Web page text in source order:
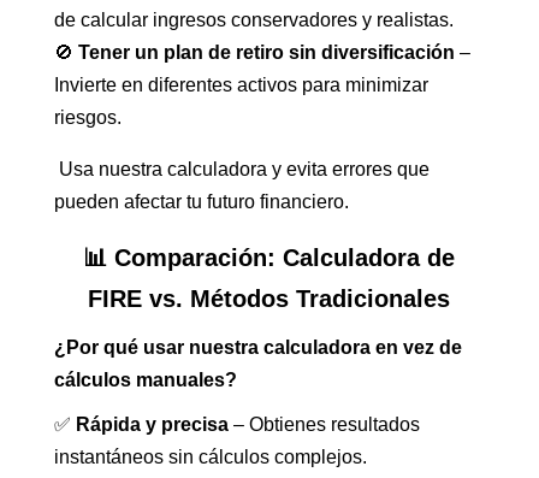
de calcular ingresos conservadores y realistas.
🚫 Tener un plan de retiro sin diversificación –
Invierte en diferentes activos para minimizar
riesgos.
Usa nuestra calculadora y evita errores que
pueden afectar tu futuro financiero.
📊 Comparación: Calculadora de
FIRE vs. Métodos Tradicionales
¿Por qué usar nuestra calculadora en vez de
cálculos manuales?
✅ Rápida y precisa– Obtienes resultados
instantáneos sin cálculos complejos.